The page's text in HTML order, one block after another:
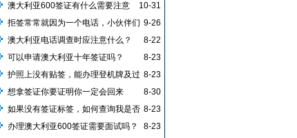
10-31
澳大利亚600签证有什么需要注意
的呢？
9-26
拒签常常就因为一个电话，小伙伴们
注意啦！
8-22
澳大利亚电话调查时应注意什么？
8-23
可以申请澳大利亚十年签证吗？
8-23
护照上没有贴签，能办理登机牌及过
海关吗？
8-30
想拿签证你要证明你一定会回来
8-23
如果没有签证标签，如何查询我是否
有有效签证？
8-23
办理澳大利亚600签证需要面试吗？